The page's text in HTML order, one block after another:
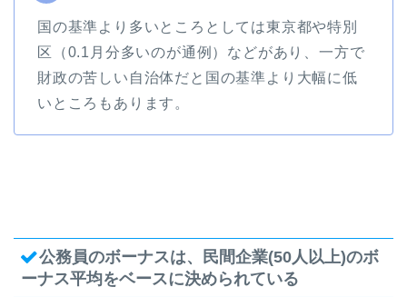
国の基準より多いところとしては東京都や特別
区（0.1月分多いのが通例）などがあり、一方で
財政の苦しい自治体だと国の基準より大幅に低
いところもあります。
公務員のボーナスは、民間企業(50人以上)のボ
ーナス平均をベースに決められている